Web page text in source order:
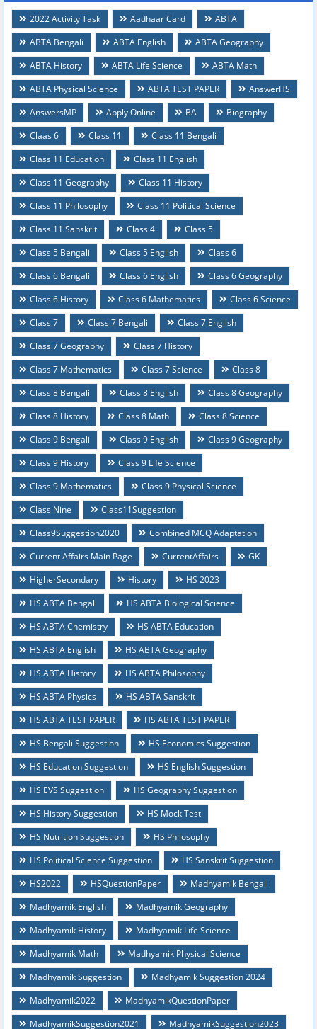
2022 Activity Task Aadhaar Card
ABTA
ABTA Bengali
ABTA English
ABTA Geography
ABTA History
ABTA Life Science
ABTA Math
ABTA Physical Science
ABTA TEST PAPER
AnswerHS
AnswersMP
Apply Online BA
Biography
Claas 6
Class 11
Class 11 Bengali
Class 11 Education
Class 11 English
Class 11 Geography
Class 11 History
Class 11 Philosophy
Class 11 Political Science
Class 11 Sanskrit
Class 4
Class 5
Class 5 Bengali
Class 5 English
Class 6
Class 6 Bengali
Class 6 English
Class 6 Geography
Class 6 History
Class 6 Mathematics
Class 6 Science
Class 7
Class 7 Bengali
Class 7 English
Class 7 Geography
Class 7 History
Class 7 Mathematics
Class 7 Science
Class 8
Class 8 Bengali
Class 8 English
Class 8 Geography
Class 8 History
Class 8 Math
Class 8 Science
Class 9 Bengali
Class 9 English
Class 9 Geography
Class 9 History
Class 9 Life Science
Class 9 Mathematics
Class 9 Physical Science
Class Nine
Class11Suggestion
Class9Suggestion2020
Combined MCQ Adaptation
Current Affairs Main Page
CurrentAffairs
GK
HigherSecondary
History
HS 2023
HS ABTA Bengali
HS ABTA Biological Science
HS ABTA Chemistry
HS ABTA Education
HS ABTA English
HS ABTA Geography
HS ABTA History
HS ABTA Philosophy
HS ABTA Physics
HS ABTA Sanskrit
HS ABTA TEST PAPER
HS ABTA TEST PAPER
HS Bengali Suggestion
HS Economics Suggestion
HS Education Suggestion
HS English Suggestion
HS EVS Suggestion
HS Geography Suggestion
HS History Suggestion
HS Mock Test
HS Nutrition Suggestion
HS Philosophy
HS Political Science Suggestion
HS Sanskrit Suggestion
HS2022
HSQuestionPaper
Madhyamik Bengali
Madhyamik English
Madhyamik Geography
Madhyamik History
Madhyamik Life Science
Madhyamik Math
Madhyamik Physical Science
Madhyamik Suggestion
Madhyamik Suggestion 2024
Madhyamik2022
MadhyamikQuestionPaper
MadhyamikSuggestion2021
MadhyamikSuggestion2023